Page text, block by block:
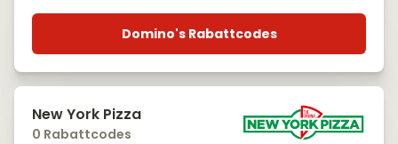
Domino's Rabattcodes
New York Pizza
0 Rabattcodes